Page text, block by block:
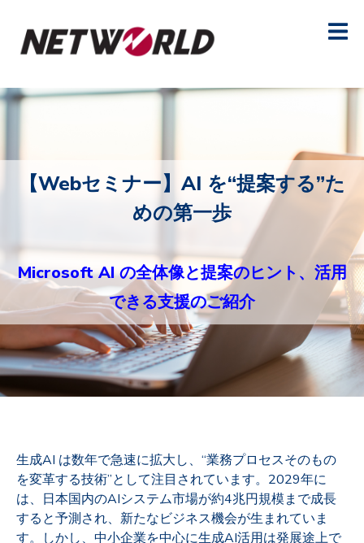
【Webセミナー】AI を“提案する”た
めの第一歩
Microsoft AI の全体像と提案のヒント、活用
できる支援のご紹介
生成AI は数年で急速に拡大し、“業務プロセスそのもの
を変革する技術”として注目されています。2029年に
は、日本国内のAIシステム市場が約4兆円規模まで成長
すると予測され、新たなビジネス機会が生まれていま
す。しかし、中小企業を中心に生成AI活用は発展途上で